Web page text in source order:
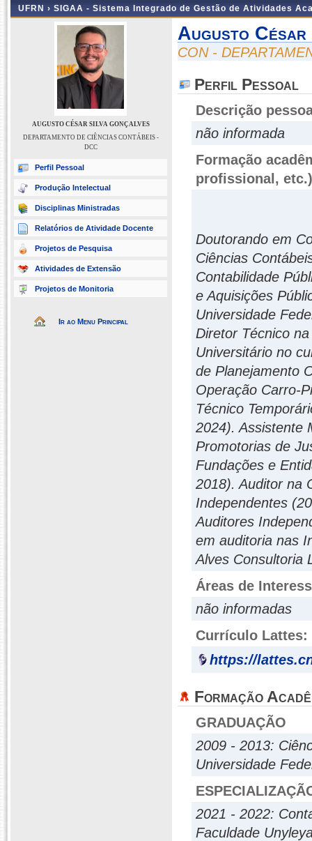
UFRN › SIGAA - Sistema Integrado de Gestão de Atividades
AUGUSTO CÉSAR SILVA GONÇALVES
DEPARTAMENTO DE CIÊNCIAS CONTÁBEIS -
DCC
Perfil Pessoal
Produção Intelectual
Disciplinas Ministradas
Relatórios de Atividade Docente
Projetos de Pesquisa
Atividades de Extensão
Projetos de Monitoria
Ir ao Menu Principal
Augusto
CON -
Perfil Pessoal
Descrição
não informada
Formação
profissional, etc.)
Doutorando em
Ciências
Contabilidade
e Aquisições
Universidade
Diretor Técnico
Universitário no
de Planejamento
Operação Carro-
Técnico
2024). Assistente
Promotorias de
Fundações e
2018). Auditor na
Independentes
Auditores
em auditoria nas
Alves Consultoria
Áreas de
não informadas
Currículo Lattes:
https://
Formação
GRADUAÇÃO
2009 - 2013:
Universidade
2021 - 2022:
Faculdade